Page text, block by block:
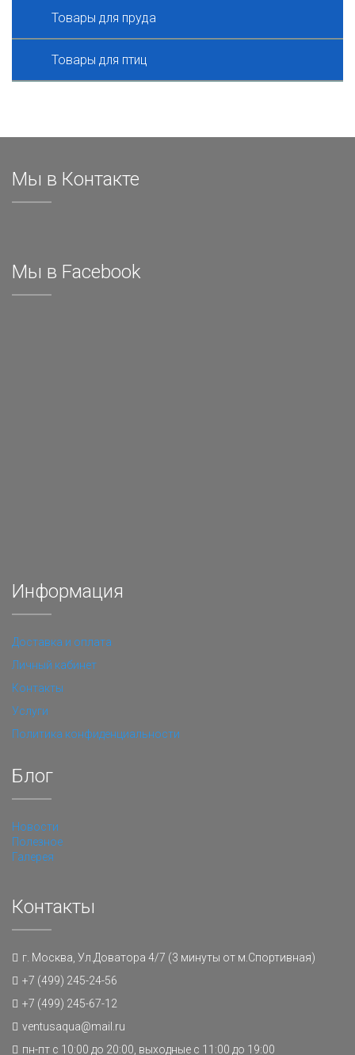
Товары для пруда
Товары для птиц
Мы в Контакте
Мы в Facebook
Информация
Доставка и оплата
Личный кабинет
Контакты
Услуги
Политика конфиденциальности
Блог
Новости
Полезное
Галерея
Контакты
г. Москва, Ул.Доватора 4/7 (3 минуты от м.Спортивная)
+7 (499) 245-24-56
+7 (499) 245-67-12
ventusaqua@mail.ru
пн-пт с 10:00 до 20:00, выходные с 11:00 до 19:00